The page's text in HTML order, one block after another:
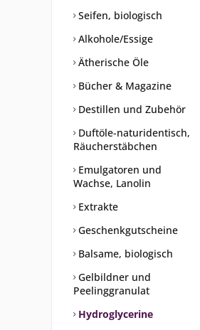
Seifen, biologisch
Alkohole/Essige
Ätherische Öle
Bücher & Magazine
Destillen und Zubehör
Duftöle-naturidentisch,
Räucherstäbchen
Emulgatoren und
Wachse, Lanolin
Extrakte
Geschenkgutscheine
Balsame, biologisch
Gelbildner und
Peelinggranulat
Hydroglycerine